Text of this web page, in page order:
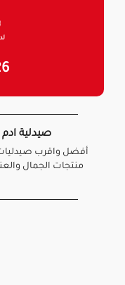
صيدلية
أفضل واقرب
منتجات الجمال